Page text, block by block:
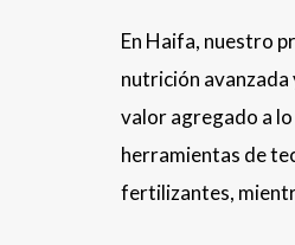
En Haifa, nuestro
nutrición
valor agregado a
herramientas de
fertilizantes,